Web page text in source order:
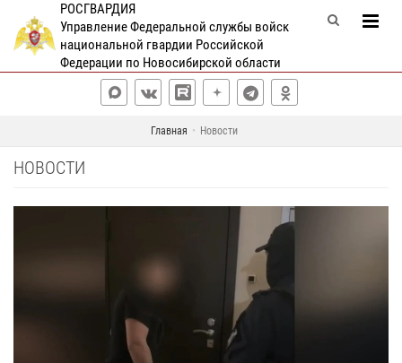
РОСГВАРДИЯ
Управление Федеральной службы войск
национальной гвардии Российской
Федерации по Новосибирской области
Главная Новости
НОВОСТИ